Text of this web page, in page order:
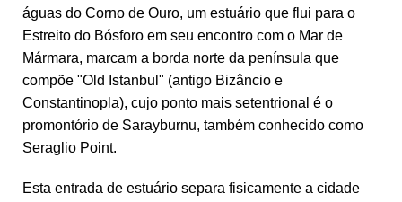
águas do Corno de Ouro, um estuário que flui para o
Estreito do Bósforo em seu encontro com o Mar de
Mármara, marcam a borda norte da península que
compõe "Old Istanbul" (antigo Bizâncio e
Constantinopla), cujo ponto mais setentrional é o
promontório de Sarayburnu, também conhecido como
Seraglio Point.
Esta entrada de estuário separa fisicamente a cidade